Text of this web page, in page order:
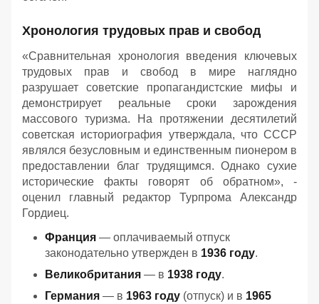
Хронология трудовых прав и свобод
«Сравнительная хронология введения ключевых
трудовых прав и свобод в мире наглядно
разрушает советские пропагандистские мифы и
демонстрирует реальные сроки зарождения
массового туризма. На протяжении десятилетий
советская историография утверждала, что СССР
являлся безусловным и единственным пионером в
предоставлении благ трудящимся. Однако сухие
исторические факты говорят об обратном», -
оценил главный редактор Турпрома Александр
Гордиец.
Франция — оплачиваемый отпуск
законодательно утвержден в 1936 году.
Великобритания — в 1938 году.
Германия — в 1963 году (отпуск) и в 1965